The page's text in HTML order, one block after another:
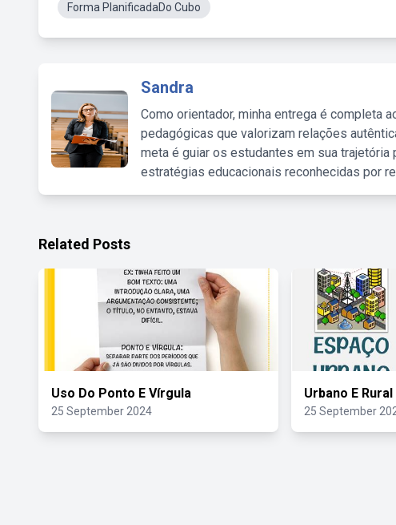
Forma PlanificadaDo Cubo
Sandra
Como orientador, minha entrega é completa
pedagógicas que valorizam relações
meta é guiar os estudantes em sua trajetória
estratégias educacionais reconhecidas por
Related Posts
Uso Do Ponto E Vírgula
25 September 2024
Urbano E
25 September